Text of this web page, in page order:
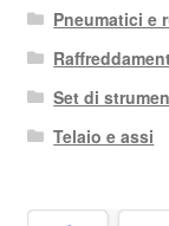
Pneumatici e
Set di
Telaio e assi